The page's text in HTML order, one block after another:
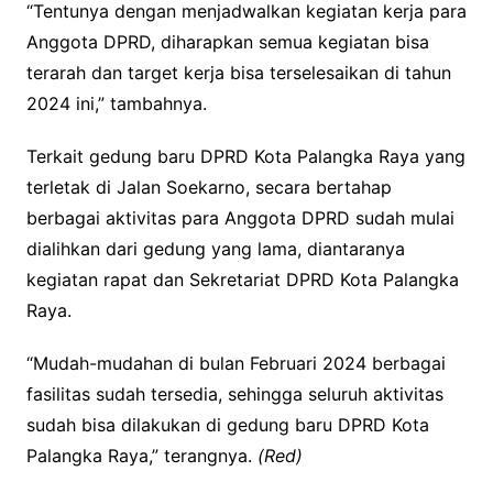
“Tentunya dengan menjadwalkan kegiatan kerja para
Anggota DPRD, diharapkan semua kegiatan bisa
terarah dan target kerja bisa terselesaikan di tahun
2024 ini,” tambahnya.
Terkait gedung baru DPRD Kota Palangka Raya yang
terletak di Jalan Soekarno, secara bertahap
berbagai aktivitas para Anggota DPRD sudah mulai
dialihkan dari gedung yang lama, diantaranya
kegiatan rapat dan Sekretariat DPRD Kota Palangka
Raya.
“Mudah-mudahan di bulan Februari 2024 berbagai
fasilitas sudah tersedia, sehingga seluruh aktivitas
sudah bisa dilakukan di gedung baru DPRD Kota
Palangka Raya,” terangnya. (Red)